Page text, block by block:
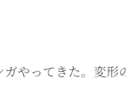
きた。変形の